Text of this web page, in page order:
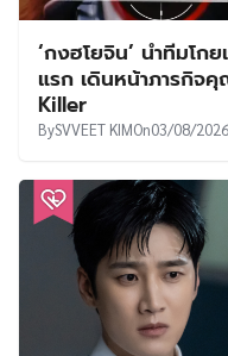
‘กงฮโยจิน’ นำทีมโ
แรก เดินหน้าภารกิจ
Killer
BySVVEET KIMOn03/08/2026